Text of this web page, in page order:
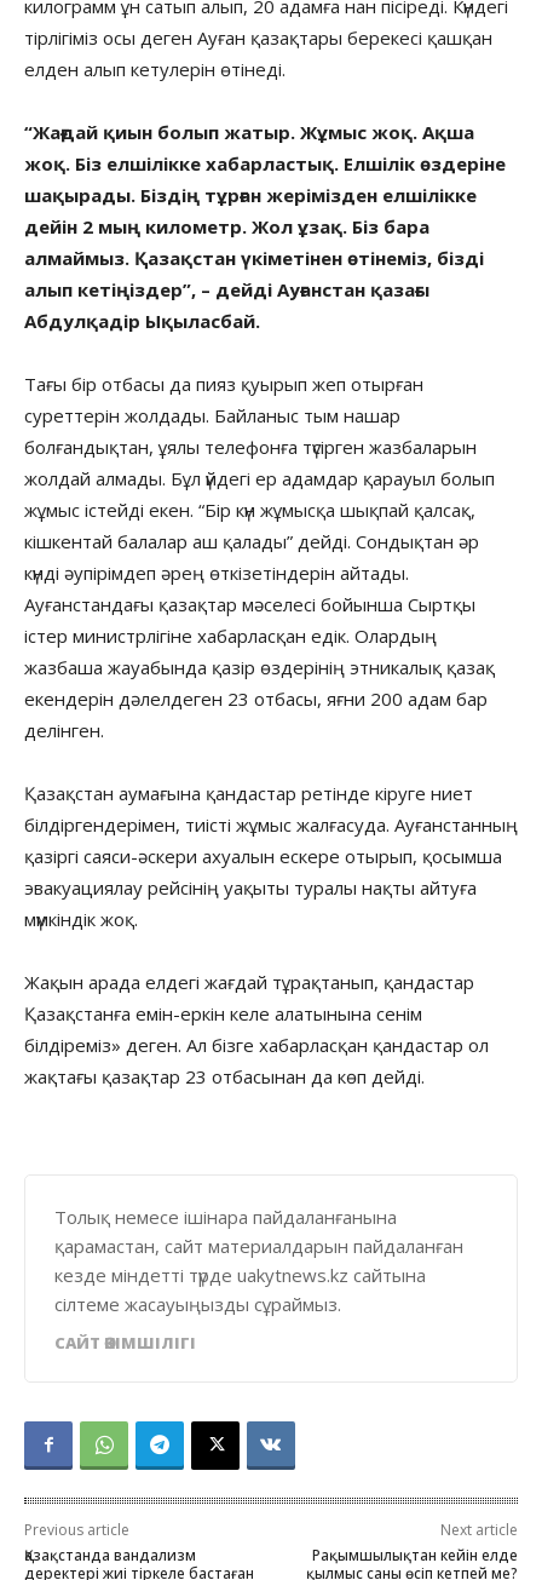
килограмм ұн сатып алып, 20 адамға нан пісіреді. Күндегі
тірлігіміз осы деген Ауған қазақтары берекесі қашқан
елден алып кетулерін өтінеді.
“Жағдай қиын болып жатыр. Жұмыс жоқ. Ақша
жоқ. Біз елшілікке хабарластық. Елшілік өздеріне
шақырады. Біздің тұрған жерімізден елшілікке
дейін 2 мың километр. Жол ұзақ. Біз бара
алмаймыз. Қазақстан үкіметінен өтінеміз, бізді
алып кетіңіздер”, – дейді Ауғанстан қазағы
Абдулқадір Ықыласбай.
Тағы бір отбасы да пияз қуырып жеп отырған
суреттерін жолдады. Байланыс тым нашар
болғандықтан, ұялы телефонға түсірген жазбаларын
жолдай алмады. Бұл үйдегі ер адамдар қарауыл болып
жұмыс істейді екен. “Бір күн жұмысқа шықпай қалсақ,
кішкентай балалар аш қалады” дейді. Сондықтан әр
күнді әупірімдеп әрең өткізетіндерін айтады.
Ауғанстандағы қазақтар мәселесі бойынша Сыртқы
істер министрлігіне хабарласқан едік. Олардың
жазбаша жауабында қазір өздерінің этникалық қазақ
екендерін дәлелдеген 23 отбасы, яғни 200 адам бар
делінген.
Қазақстан аумағына қандастар ретінде кіруге ниет
білдіргендерімен, тиісті жұмыс жалғасуда. Ауғанстанның
қазіргі саяси-әскери ахуалын ескере отырып, қосымша
эвакуациялау рейсінің уақыты туралы нақты айтуға
мүмкіндік жоқ.
Жақын арада елдегі жағдай тұрақтанып, қандастар
Қазақстанға емін-еркін келе алатынына сенім
білдіреміз» деген. Ал бізге хабарласқан қандастар ол
жақтағы қазақтар 23 отбасынан да көп дейді.
Толық немесе ішінара пайдаланғанына
қарамастан, сайт материалдарын пайдаланған
кезде міндетті түрде uakytnews.kz сайтына
сілтеме жасауыңызды сұраймыз.
САЙТ ӘКІМШІЛІГІ
Previous article
Қазақстанда вандализм
деректері жиі тіркеле бастаған
Next article
Рақымшылықтан кейін елде
қылмыс саны өсіп кетпей ме?